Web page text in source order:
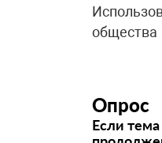
общества
Опрос
Если